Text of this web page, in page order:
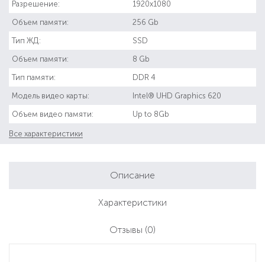
Разрешение: 1920x1080
Объем памяти: 256 Gb
Тип ЖД: SSD
Объем памяти: 8 Gb
Тип памяти: DDR 4
Модель видео карты: Intel® UHD Graphics 620
Объем видео памяти: Up to 8Gb
Все характеристики
Описание
Характеристики
Отзывы (0)